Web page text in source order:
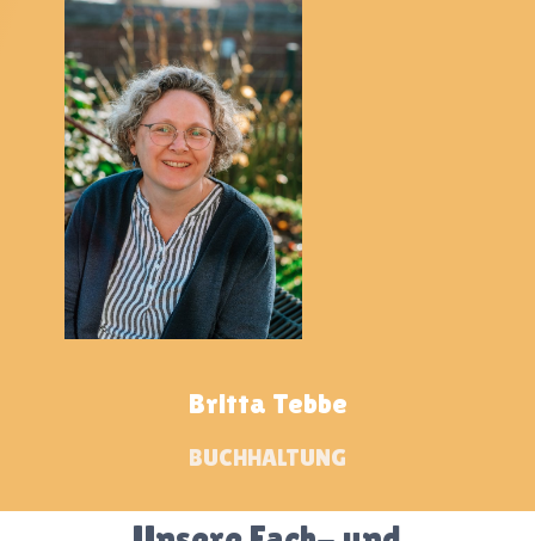
Britta Tebbe
BUCHHALTUNG